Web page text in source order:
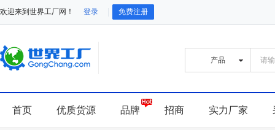
欢迎来到世界工厂网！ 登录 免费注册
首页 优质货源 品牌 招商 实力厂家